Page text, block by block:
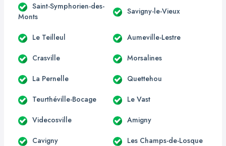
Saint-Symphorien-des-
Monts
Savigny-le-Vieux
Le Teilleul Aumeville-Lestre
Crasville Morsalines
La Pernelle Quettehou
Teurthéville-Bocage Le Vast
Videcosville Amigny
Cavigny Les Champs-de-Losque